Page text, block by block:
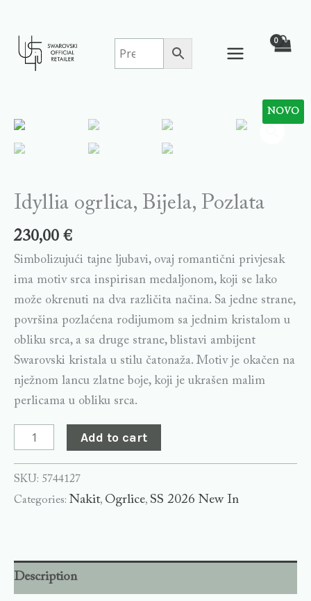
content
NOVO
Idyllia ogrlica, Bijela, Pozlata
230,00 €
Simbolizujući tajne ljubavi, ovaj romantični privjesak
ima motiv srca inspirisan medaljonom, koji se lako
može okrenuti na dva različita načina. Sa jedne strane,
površina pozlaćena rodijumom sa jednim kristalom u
obliku srca, a sa druge strane, blistavi ambijent
Swarovski kristala u stilu čatonaža. Motiv je okačen na
nježnom lancu zlatne boje, koji je ukrašen malim
perlicama u obliku srca.
Bijela,
quantity
Add to cart
SKU: 5744127
Categories: Nakit, Ogrlice, SS 2026 New In
Description